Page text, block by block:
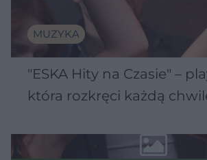
MUZYKA
"ESKA Hity na Czasie" –
która rozkręci każdą